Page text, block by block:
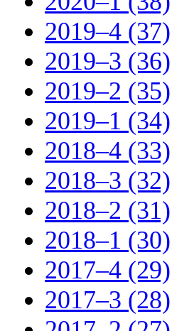
2019–4 (37)
2019–3 (36)
2019–2 (35)
2019–1 (34)
2018–4 (33)
2018–3 (32)
2018–2 (31)
2018–1 (30)
2017–4 (29)
2017–3 (28)